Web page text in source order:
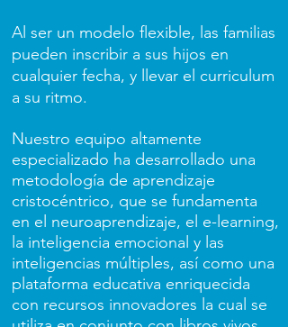
Al ser un modelo flexible, las familias
pueden inscribir a sus hijos en
cualquier fecha, y llevar el curriculum
a su ritmo.
Nuestro equipo altamente
especializado ha desarrollado una
metodología de aprendizaje
cristocéntrico, que se fundamenta
en el neuroaprendizaje, el e-learning,
la inteligencia emocional y las
inteligencias múltiples, así como una
plataforma educativa enriquecida
con recursos innovadores la cual se